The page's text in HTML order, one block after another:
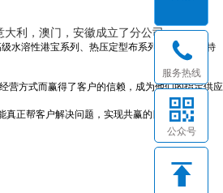
利，澳门，安徽成立了分公司。
水溶性港宝系列、热压定型布系列、高级鞋用特
营方式而赢得了客户的信赖，成为他们的指定供应
真正帮客户解决问题，实现共赢的目标。
服务热线
公众号